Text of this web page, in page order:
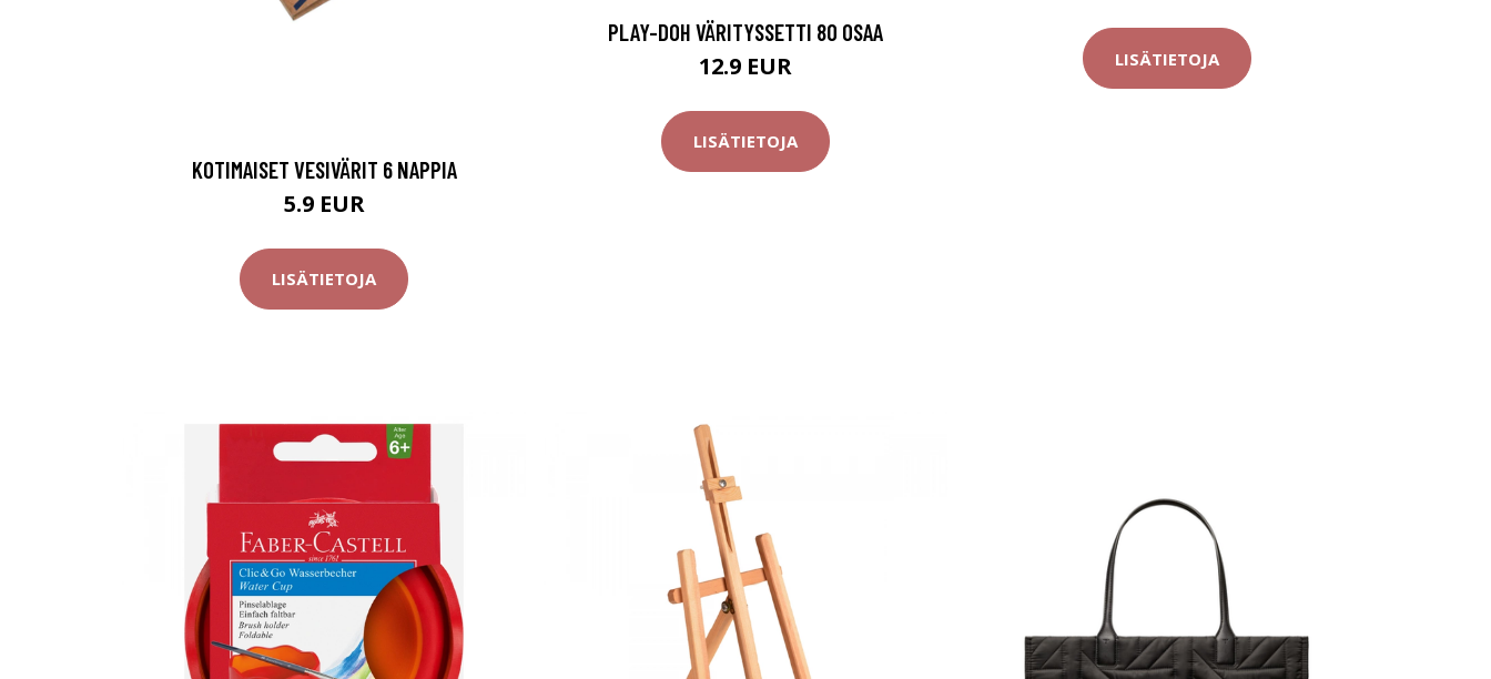
KOTIMAISET VESIVÄRIT 6 NAPPIA
5.9 EUR
LISÄTIETOJA
PLAY-DOH VÄRITYSSETTI 80 OSAA
12.9 EUR
LISÄTIETOJA
LISÄTIETOJA